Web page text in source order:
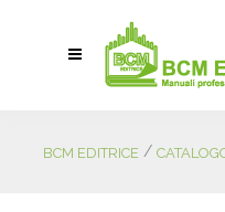
BCM EDITRICE /